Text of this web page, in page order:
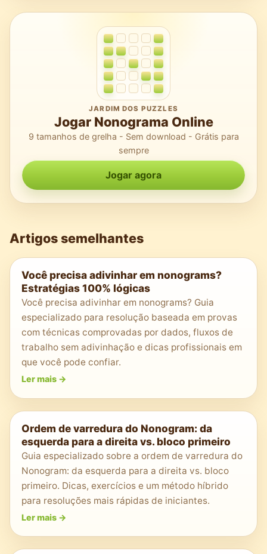
JARDIM DOS PUZZLES
Jogar Nonograma Online
9 tamanhos de grelha - Sem download - Grátis para
sempre
Jogar agora
Artigos semelhantes
Você precisa adivinhar em nonograms?
Estratégias 100% lógicas
Você precisa adivinhar em nonograms? Guia
especializado para resolução baseada em provas
com técnicas comprovadas por dados, fluxos de
trabalho sem adivinhação e dicas profissionais em
que você pode confiar.
Ler mais ->
Ordem de varredura do Nonogram: da
esquerda para a direita vs. bloco primeiro
Guia especializado sobre a ordem de varredura do
Nonogram: da esquerda para a direita vs. bloco
primeiro. Dicas, exercícios e um método híbrido
para resoluções mais rápidas de iniciantes.
Ler mais ->